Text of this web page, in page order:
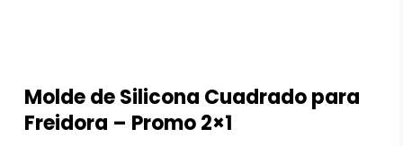
Molde de Silicona Cuadrado para
Freidora – Promo 2×1